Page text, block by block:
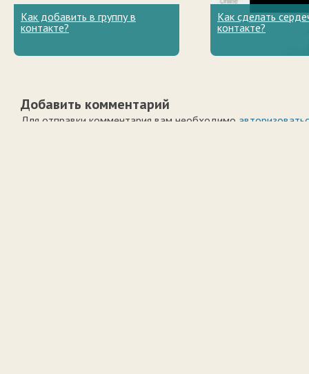
Как добавить в группу в
контакте?
Как сделать
контакте?
Добавить комментарий
Для отправки комментария вам необходимо